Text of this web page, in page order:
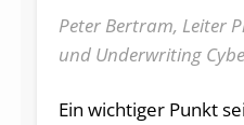
Peter Bertram, Leiter
und Underwriting
Ein wichtiger Punkt